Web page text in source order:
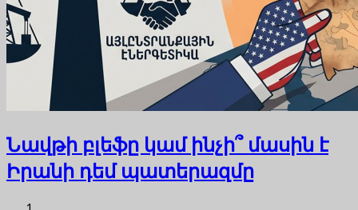
Նավթի բլեֆը կամ ինչի՞ մասին է
Իրանի դեմ պատերազմը